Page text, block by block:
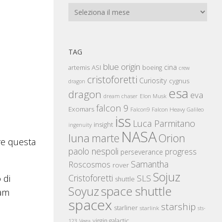
questa
di
Archivi
TAG
artemis ASI blue origin boeing cina crew
dragon cristoforetti Curiosity cygnus
dragon dream chaser Elon Musk esa eva
Exomars falcon 9 Falcon9 Falcon Heavy Galileo
ingenuity insight iss Luca Parmitano
luna marte NASAOrion
paolo nespoli perseverance progress
Roscosmos rover Samantha
Cristoforetti shuttle SLS Sojuz
Soyuzspace shuttle
spacex starliner starlink starship sts-